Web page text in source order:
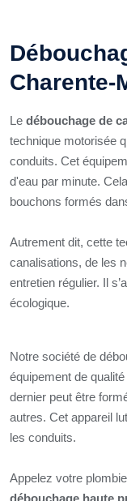
Charente-
Le débouchage de
technique motorisée
conduits. Cet
d'eau par minute.
bouchons formés
Autrement dit, cette
canalisations, de les
entretien régulier. Il
écologique.
Notre société de
équipement de
dernier peut être
autres. Cet appareil
les conduits.
Appelez votre
débouchage haute